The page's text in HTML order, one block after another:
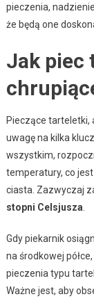
pieczenia,
że będą one
Jak piec
Pieczące tarteletki,
uwagę na kilka
wszystkim,
temperatury, co
ciasta. Zazwyczaj
stopni Celsjusza
Gdy piekarnik
na środkowej
pieczenia typu
Ważne jest, aby